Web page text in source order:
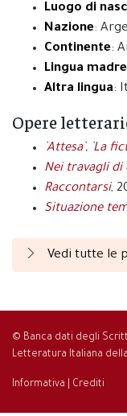
Luogo di
Nazione:
Continente:
Lingua madre
Altra lingua:
Opere
`Attesa`, `La
Nei travagli
Raccontarsi,
Situazione
Vedi tutte le
© Banca dati degli
Letteratura Italiana
Informativa Crediti